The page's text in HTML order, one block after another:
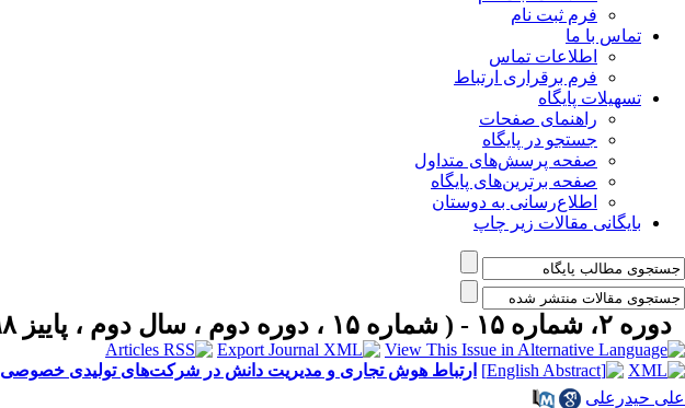
فرم ثبت نام
تماس با ما
اطلاعات تماس
فرم برقراری ارتباط
تسهیلات پایگاه
راهنمای صفحات
جستجو در پایگاه
صفحه پرسش‌های متداول
صفحه برترین‌های پایگاه
اطلاع‌رسانی به دوستان
بایگانی مقالات زیر چاپ
دوره ۲، شماره ۱۵ - ( شماره ۱۵ ، دوره دوم ، سال دوم ، پاییز ۱۳۹۸ ۱۳۹۸ )
ارتباط هوش تجاری و مدیریت دانش در شرکت‌های تولیدی خصوصی
علی حیدرعلی